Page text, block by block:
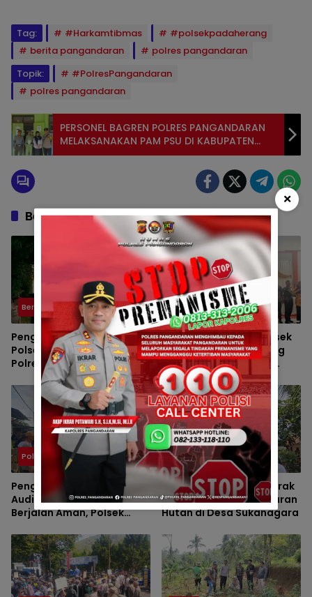
Tag: #Harkamtibmas
#polsekpadaherang
berita pangandaran
polres pangandaran
Topik:
#PolresPangandaran
polres pangandaran
PERSONEL BAGREN POLRES PANGANDARAN
MELAKSANAKAN PAM PSU DI KABUPATEN
TASIKMALAYA
Berita Berkaitan
Berita
Pengamanan Maksimal
Polsek Pangandaran dan
Polres Pangandaran,
Nobar Final Piala Presiden
Berlangsung Aman
Polsek
Bhabinkamtibmas Polsek
Padaherang Monitoring
Pelantikan Perangkat
Desa Karangmulya
Polsek
Pengawalan Massa
Audiensi ke BBWS Citanduy
Berjalan Aman, Polsek
Kegiatan Berlangsung
Kondusif
Polsek
Polsek Padaherang Gerak
Cepat Tangani Kebakaran
Hutan di Desa Sukanagara
×